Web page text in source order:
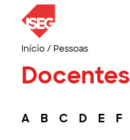
Início/ Pessoas
Docentes
A B C D E F